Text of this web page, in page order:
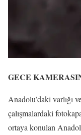
GECE
Anadolu’daki varlığı
çalışmalardaki
ortaya konulan